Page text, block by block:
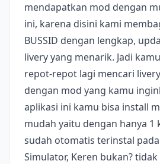
mendapatkan mod dengan
ini, karena disini kami
BUSSID dengan lengkap,
livery yang menarik. Jadi
repot-repot lagi mencari
dengan mod yang kamu
aplikasi ini kamu bisa install
mudah yaitu dengan hanya 1
sudah otomatis terinstal
Simulator, Keren bukan?